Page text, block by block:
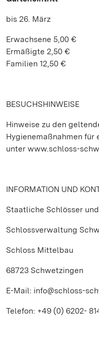
bis 26. März
Erwachsene 5,00 €
Ermäßigte 2,50 €
Familien 12,50 €
BESUCHSHINWEISE
Hinweise zu den
Hygienemaßnahmen für
unter www.schloss-
INFORMATION UND
Staatliche Schlösser
Schlossverwaltung
Schloss Mittelbau
68723 Schwetzingen
E-Mail: info@schloss-
Telefon: +49 (0) 6202-